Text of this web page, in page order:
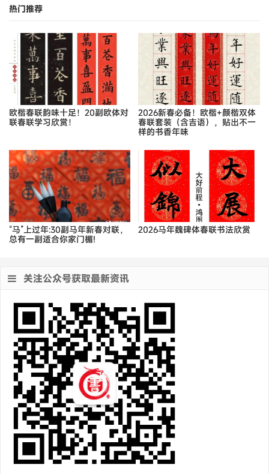
热门推荐
欧楷春联韵味十足！20副欧体对
联春联学习欣赏！
2026新春必备！欧楷+颜楷双体
春联套装（含吉语），贴出不一
样的书香年味
“马”上过年:30副马年新春对联，
总有一副适合你家门楣!
2026马年魏碑体春联书法欣赏
关注公众号获取最新资讯